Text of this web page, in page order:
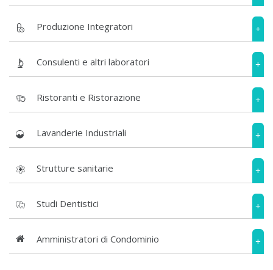
Produzione Integratori +
Consulenti e altri laboratori +
Ristoranti e Ristorazione +
Lavanderie Industriali +
Strutture sanitarie +
Studi Dentistici +
Amministratori di Condominio +